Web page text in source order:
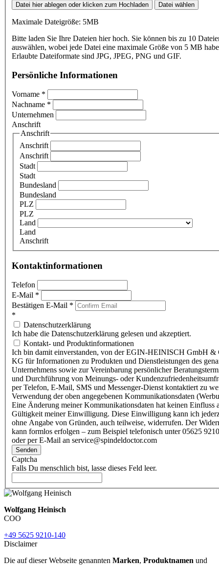
Datei hier ablegen oder klicken zum Hochladen Datei wählen
Maximale Dateigröße: 5MB
Bitte laden Sie Ihre Dateien hier hoch. Sie können bis zu 10
auswählen, wobei jede Datei eine maximale Größe von 5 MB
Erlaubte Dateiformate sind JPG, JPEG, PNG und GIF.
Persönliche Informationen
Vorname *
Nachname *
Unternehmen
Anschrift
Anschrift
Anschrift
Anschrift
Stadt
Stadt
Bundesland
Bundesland
PLZ
PLZ
Land
Land
Anschrift
Kontaktinformationen
Telefon
E-Mail *
Bestätigen E-Mail *
*
Datenschutzerklärung
Ich habe die Datenschutzerklärung gelesen und akzeptiert.
Kontakt- und Produktinformationen
Ich bin damit einverstanden, von der EGIN-HEINISCH GmbH &
KG für Informationen zu Produkten und Dienstleistungen des
Unternehmens sowie zur Vereinbarung persönlicher
und Durchführung von Meinungs- oder
per Telefon, E-Mail, SMS und Messenger-Dienst kontaktiert zu
Verwendung der oben angegebenen Kommunikationsdaten
Eine Änderung meiner Kommunikationsdaten hat keinen Einfluss
Gültigkeit meiner Einwilligung. Diese Einwilligung kann ich
ohne Angabe von Gründen, auch teilweise, widerrufen. Der
kann formlos erfolgen – zum Beispiel telefonisch unter 05625
oder per E-Mail an service@spindeldoctor.com
Senden
Captcha
Falls Du menschlich bist, lasse dieses Feld leer.
Wolfgang Heinisch
COO
+49 5625 9210-140
Disclaimer
Die auf dieser Webseite genannten Marken, Produktnamen und